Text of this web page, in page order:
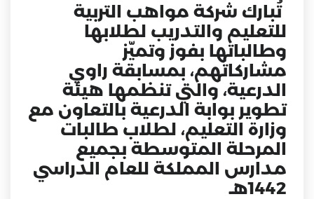
تُبارك شركة مواهب التربية
للتعليم والتدريب لطلابها
وطالباتها بفوز وتميّز
مشاركاتهم، بمسابقة راوي
الدرعية، والتي تنظمها هيئة
تطوير بوابة الدرعية بالتعاون مع
وزارة التعليم، لطلاب طالبات
المرحلة المتوسطة بجميع
مدارس المملكة للعام الدراسي
1442هـ